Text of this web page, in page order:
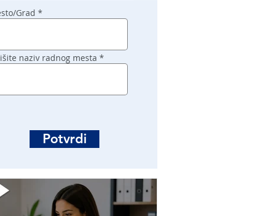
Grad
naziv radnog mesta
Potvrdi